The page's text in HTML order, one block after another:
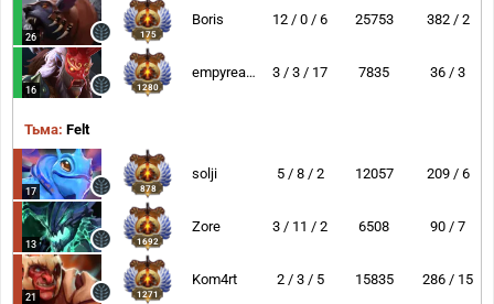
26 175
Boris 12 / 0 / 6 25753 382 / 2
16 1280
empyrean5 3 / 3 / 17 7835 36 / 3
Тьма: Felt
17 878
solji 5 / 8 / 2 12057 209 / 6
13 1692
Zore 3 / 11 / 2 6508 90 / 7
21 1271
Kom4rt 2 / 3 / 5 15835 286 / 15